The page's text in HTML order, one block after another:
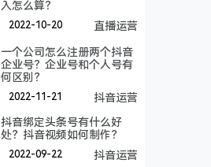
入怎么算？
2022-10-20 直播运营
一个公司怎么注册两个抖音
企业号？企业号和个人号有
何区别？
2022-11-21 抖音运营
抖音绑定头条号有什么好
处？抖音视频如何制作？
2022-09-22 抖音运营